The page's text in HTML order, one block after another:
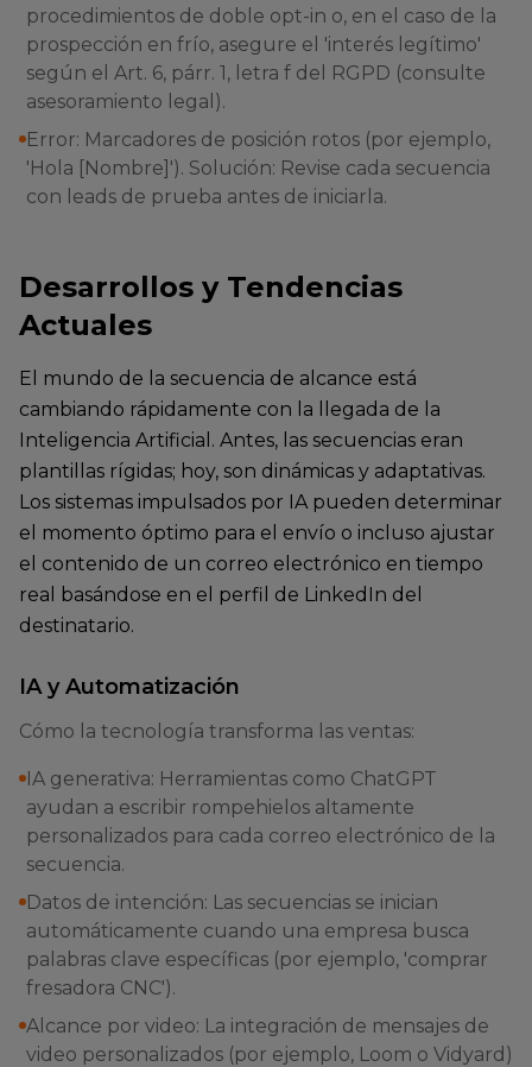
procedimientos de doble opt-in o, en el caso de la
prospección en frío, asegure el 'interés legítimo'
según el Art. 6, párr. 1, letra f del RGPD (consulte
asesoramiento legal).
Error: Marcadores de posición rotos (por ejemplo,
'Hola [Nombre]'). Solución: Revise cada secuencia
con leads de prueba antes de iniciarla.
Desarrollos y Tendencias
Actuales
El mundo de la secuencia de alcance está
cambiando rápidamente con la llegada de la
Inteligencia Artificial. Antes, las secuencias eran
plantillas rígidas; hoy, son dinámicas y adaptativas.
Los sistemas impulsados por IA pueden determinar
el momento óptimo para el envío o incluso ajustar
el contenido de un correo electrónico en tiempo
real basándose en el perfil de LinkedIn del
destinatario.
IA y Automatización
Cómo la tecnología transforma las ventas:
IA generativa: Herramientas como ChatGPT
ayudan a escribir rompehielos altamente
personalizados para cada correo electrónico de la
secuencia.
Datos de intención: Las secuencias se inician
automáticamente cuando una empresa busca
palabras clave específicas (por ejemplo, 'comprar
fresadora CNC').
Alcance por video: La integración de mensajes de
video personalizados (por ejemplo, Loom o Vidyard)